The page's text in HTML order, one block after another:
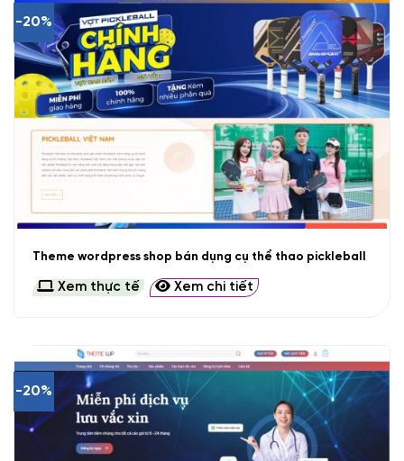
-20%
Theme wordpress shop bán dụng cụ thể thao pickleball
Xem thực tế Xem chi tiết
-20%